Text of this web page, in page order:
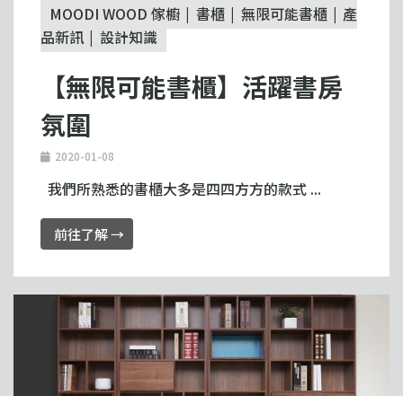
MOODI WOOD 傢櫥 書櫃 無限可能書櫃
產
品新訊
設計知識
【無限可能書櫃】活躍書房
氛圍
2020-01-08
我們所熟悉的書櫃大多是四四方方的款式 ...
前往了解 →